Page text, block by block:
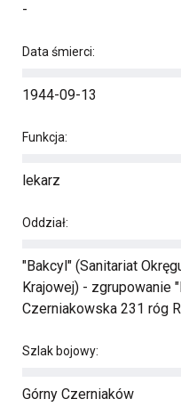
-
Data śmierci:
1944-09-13
Funkcja:
lekarz
Oddział:
"Bakcyl" (Sanitariat
Krajowej) - zgrupowanie
Czerniakowska 231 róg
Szlak bojowy:
Górny Czerniaków